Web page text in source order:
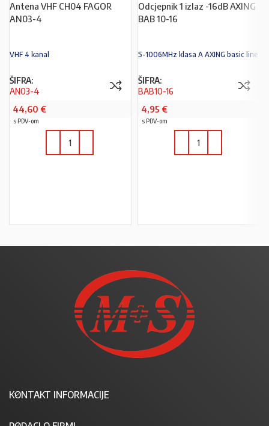
Antena VHF CH04 FAGOR
AN03-4
VHF 4 kanal
ŠIFRA:
AN03-4
44,60 €
s PDV-om
Odcjepnik 1 izlaz -16dB AXING
BAB 10-16
5-1006MHz klasa A AXING basic line
ŠIFRA:
BAB10-16
4,95 €
s PDV-om
KONTAKT INFORMACIJE